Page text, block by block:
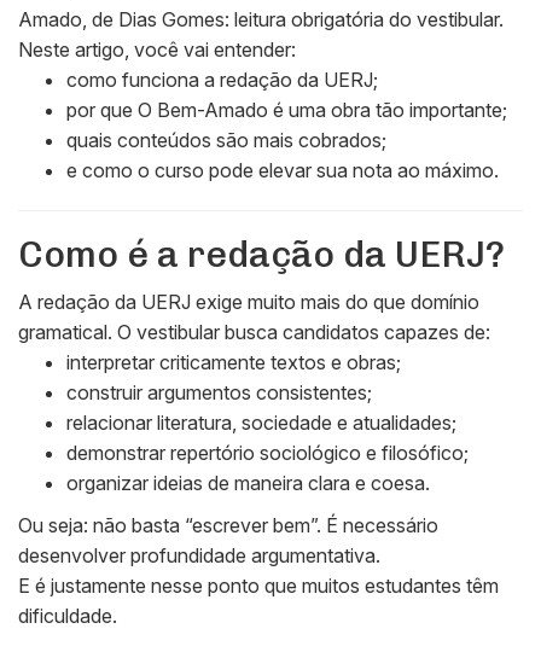
Amado, de Dias Gomes: leitura obrigatória do vestibular.
Neste artigo, você vai entender:
como funciona a redação da UERJ;
por que O Bem-Amado é uma obra tão importante;
quais conteúdos são mais cobrados;
e como o curso pode elevar sua nota ao máximo.
Como é a redação da UERJ?
A redação da UERJ exige muito mais do que domínio
gramatical. O vestibular busca candidatos capazes de:
interpretar criticamente textos e obras;
construir argumentos consistentes;
relacionar literatura, sociedade e atualidades;
demonstrar repertório sociológico e filosófico;
organizar ideias de maneira clara e coesa.
Ou seja: não basta “escrever bem”. É necessário
desenvolver profundidade argumentativa.
E é justamente nesse ponto que muitos estudantes têm
dificuldade.